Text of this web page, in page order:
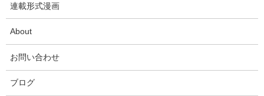
連載形式漫画
About
お問い合わせ
ブログ